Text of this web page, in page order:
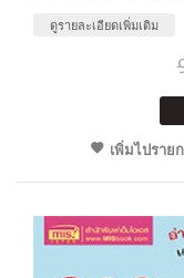
ดูรายละเอียดเพิ่มเติม
เพิ่มไปราย